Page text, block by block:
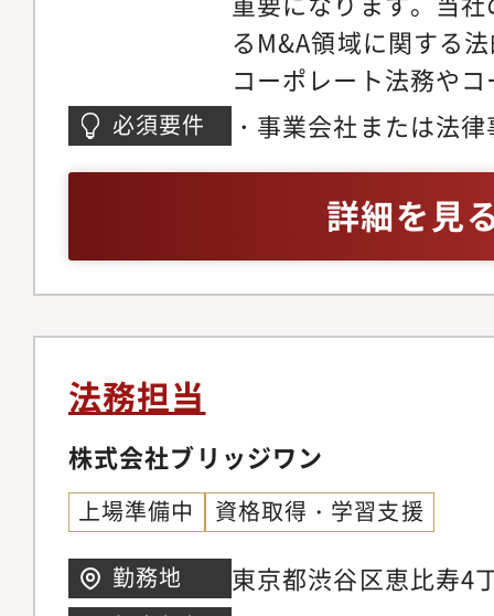
いただくことを期待
程・コンプライアン
書、NDA等の作成・
社内規程の整備・改
制の整備を担ってい
法書士、行政書士な
しながら、事業成長
ンス体制をつくって
ら、会社の成長を支
許認可・文書管理関
可、各種届出、監督
印管理、稟議書・重
るM&A領域に関する
コーポレート法務や
業務に幅広く携わっ
務・M&A・ファイナ
チャリング、デュー
等の法務サポート・
ビュー、外部専門家
とする各バックオフ
取締役会・株主総会
ティブ報酬の企画・
務・組織再編や会社
登記や外為法に関す
ムに関する業務・グ
必須要件
・事業会社または法
あること詳細を見
法務担当
株式会社ブリッジワン
上場準備中 資格取得・学習支援
勤務地
東京都渋谷区恵比寿4